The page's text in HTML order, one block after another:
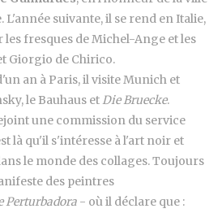
L'année suivante, il se rend en Italie,
les fresques de Michel-Ange et les
Giorgio de Chirico.
an à Paris, il visite Munich et
le Bauhaus et Die Bruecke.
une commission du service
là qu'il s'intéresse à l'art noir et
le monde des collages. Toujours
des peintres
Perturbadora - où il déclare que :